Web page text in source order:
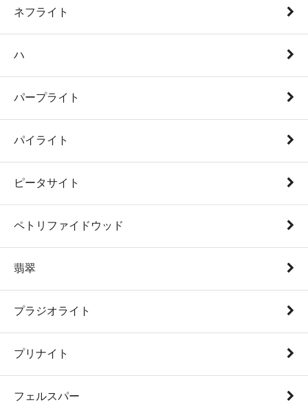
ネフライト
ハ
パープライト
パイライト
ピータサイト
ペトリファイドウッド
翡翠
プラジオライト
プリナイト
フェルスパー